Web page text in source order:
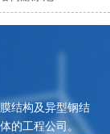
结构及异型钢结
的工程公司。